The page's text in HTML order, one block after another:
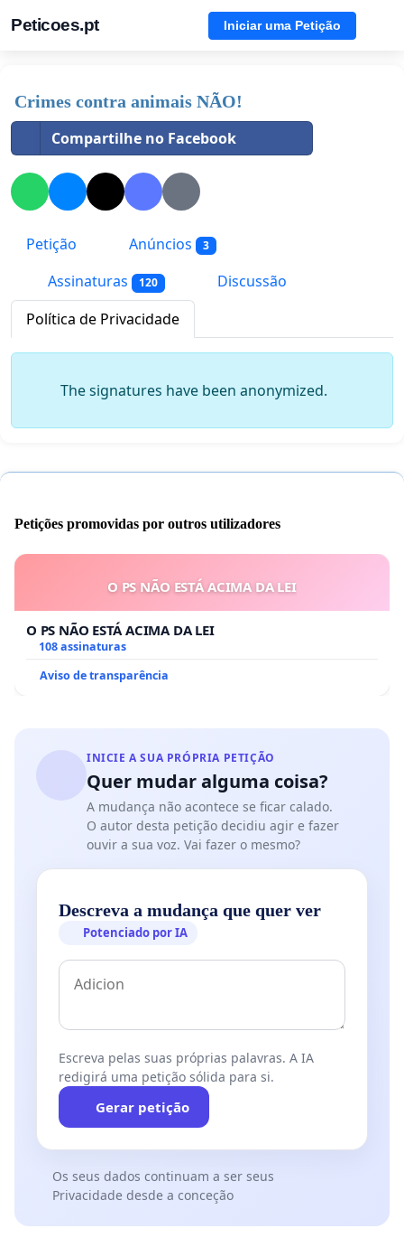
Peticoes.pt Iniciar uma Petição
Crimes contra animais NÃO!
Compartilhe no Facebook
Petição Anúncios 3
Assinaturas 120
Discussão
Política de Privacidade
The signatures have been anonymized.
Petições promovidas por outros utilizadores
O PS NÃO ESTÁ ACIMA DA LEI
O PS NÃO ESTÁ ACIMA DA LEI
108 assinaturas
Aviso de transparência
INICIE A SUA PRÓPRIA PETIÇÃO
Quer mudar alguma coisa?
A mudança não acontece se ficar calado.
O autor desta petição decidiu agir e fazer
ouvir a sua voz. Vai fazer o mesmo?
Descreva a mudança que quer ver
Potenciado por IA
Escreva pelas suas próprias palavras. A IA
redigirá uma petição sólida para si.
Gerar petição
Os seus dados continuam a ser seus
Privacidade desde a conceção